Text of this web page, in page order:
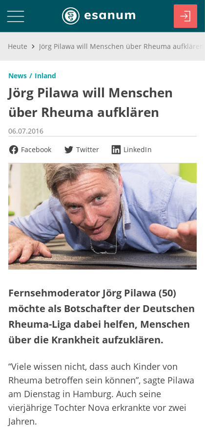
Heute Jörg Pilawa will Menschen über Rheuma aufklären
News Inland
Jörg Pilawa will Menschen
über Rheuma aufklären
06.07.2016
Facebook
Twitter LinkedIn
Fernsehmoderator Jörg Pilawa (50)
möchte als Botschafter der Deutschen
Rheuma-Liga dabei helfen, Menschen
über die Krankheit aufzuklären.
“Viele wissen nicht, dass auch Kinder von
Rheuma betroffen sein können”, sagte Pilawa
am Dienstag in Hamburg. Auch seine
vierjährige Tochter Nova erkrankte vor zwei
Jahren.